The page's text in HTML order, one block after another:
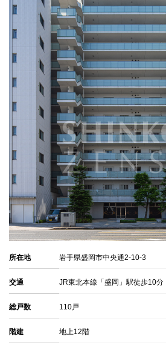
所在地 岩手県盛岡市中央通2-10-3
交通 JR東北本線「盛岡」駅徒歩10分
総戸数 110戸
階建 地上12階